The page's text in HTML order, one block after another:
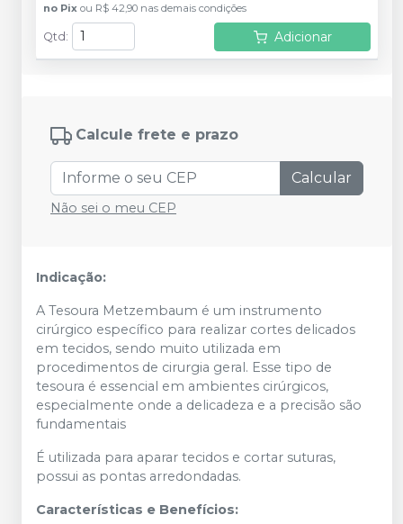
no Pix ou R$ 42,90 nas demais condições
Qtd : Adicionar
Calcule frete e prazo
Calcular
Não sei o meu CEP
Indicação:
A Tesoura Metzembaum é um instrumento
cirúrgico específico para realizar cortes delicados
em tecidos, sendo muito utilizada em
procedimentos de cirurgia geral. Esse tipo de
tesoura é essencial em ambientes cirúrgicos,
especialmente onde a delicadeza e a precisão são
fundamentais
É utilizada para aparar tecidos e cortar suturas,
possui as pontas arredondadas.
Características e Benefícios: